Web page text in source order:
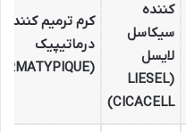
کننده
سیکاسل
لایسل
(LIESEL
CICACELL)
کرم ترمیم کننده
درماتیپیک
(DERMATYPIQUE)